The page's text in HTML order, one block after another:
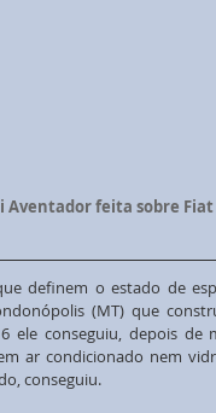
feita sobre Fiat
definem o estado de
(MT) que
ele conseguiu, depois de
ar condicionado nem
conseguiu.